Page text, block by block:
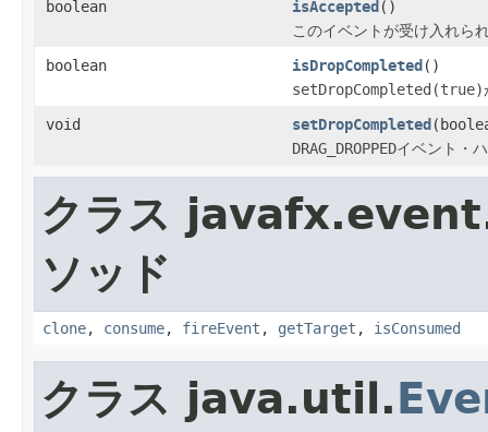
boolean isAccepted ()
このイベントが受け入れら
boolean isDropCompleted ()
setDropCompleted(true)
void setDropCompleted
DRAG_DROPPEDイベント・
クラス
ソッド
clone, consume, fireEvent , getTarget , isConsumed
クラス java.util.